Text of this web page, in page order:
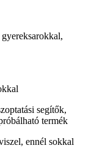
segítők,
termék
ennél sokkal